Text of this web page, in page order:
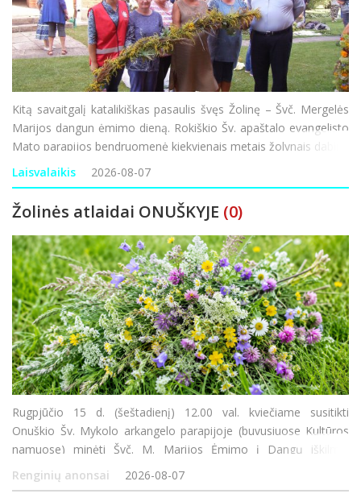
Kitą savaitgalį katalikiškas pasaulis švęs Žolinę – Švč. Mergelės
Marijos dangun ėmimo dieną. Rokiškio Šv. apaštalo evangelisto
Mato parapijos bendruomenė kiekvienais metais žolynais dabina
bažnyčią, o šventoriuje pina ilgą, žolynų bendrystės ju
Laisvalaikis 2026-08-07
Žolinės atlaidai ONUŠKYJE (0)
Rugpjūčio 15 d. (šeštadienį) 12.00 val. kviečiame susitikti
Onuškio Šv. Mykolo arkangelo parapijoje (buvusiuose Kultūros
namuose) minėti Švč. M. Marijos Ėmimo į Dangų iškilmę.
Šventės metu bus aukojamos Šv. Mišios, laiminamas metų derli
Renginių anonsai 2026-08-07